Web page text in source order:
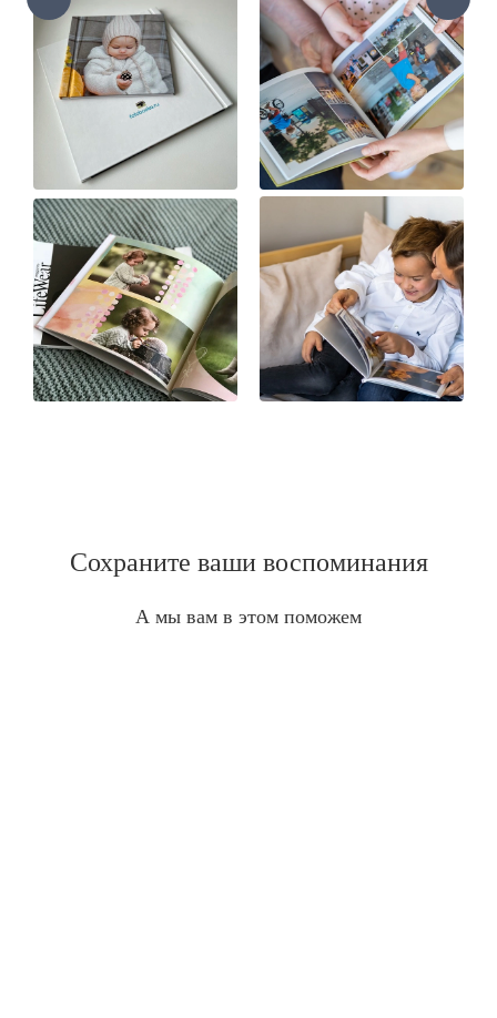
Сохраните ваши воспоминания
А мы вам в этом поможем